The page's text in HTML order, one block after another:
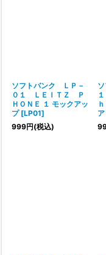
ソフトバンク ＬＰ－
０１ ＬＥＩＴＺ Ｐ
ＨＯＮＥ １ モックアッ
プ [LP01]
999円(税込)